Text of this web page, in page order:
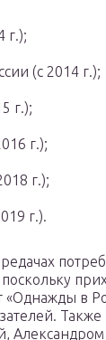
г.);
(с 2014 г.);
г.);
г.);
г.);
г.).
«Однажды в
Также